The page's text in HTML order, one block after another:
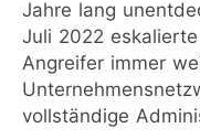
Jahre lang
Juli 2022
Angreifer immer
vollständige